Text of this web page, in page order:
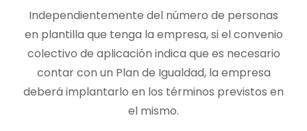
Independientemente del número de personas
en plantilla que tenga la empresa, si el convenio
colectivo de aplicación indica que es necesario
contar con un Plan de Igualdad, la empresa
deberá implantarlo en los términos previstos en
el mismo.